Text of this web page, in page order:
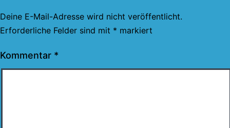
Deine E-Mail-Adresse wird nicht veröffentlicht.
Erforderliche Felder sind mit * markiert
Kommentar *